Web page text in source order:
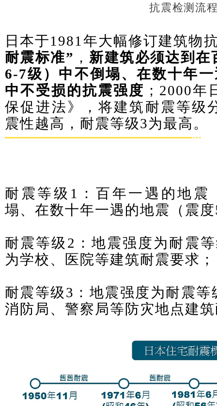
抗震检测流
日本于1981年大幅修订建筑物
耐震标准” ， 新建筑必须达到在
6-7级）中不倒塌、在数十年
中不受损的抗震强度 ； 2000年
保促进法》，将建筑耐震等级
震性越高，耐震等级3为最高。
耐震等级1：百年一遇的地震
塌、在数十年一遇的地震（震
耐震等级2：地震强度为耐震
为学校、医院等建筑耐震要求；
耐震等级3：地震强度为耐震
消防局、警察局等防灾地点建